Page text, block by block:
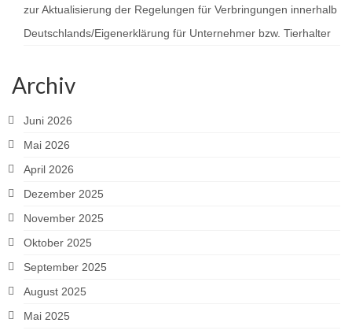
zur Aktualisierung der Regelungen für Verbringungen innerhalb
Deutschlands/Eigenerklärung für Unternehmer bzw. Tierhalter
Archiv
Juni 2026
Mai 2026
April 2026
Dezember 2025
November 2025
Oktober 2025
September 2025
August 2025
Mai 2025